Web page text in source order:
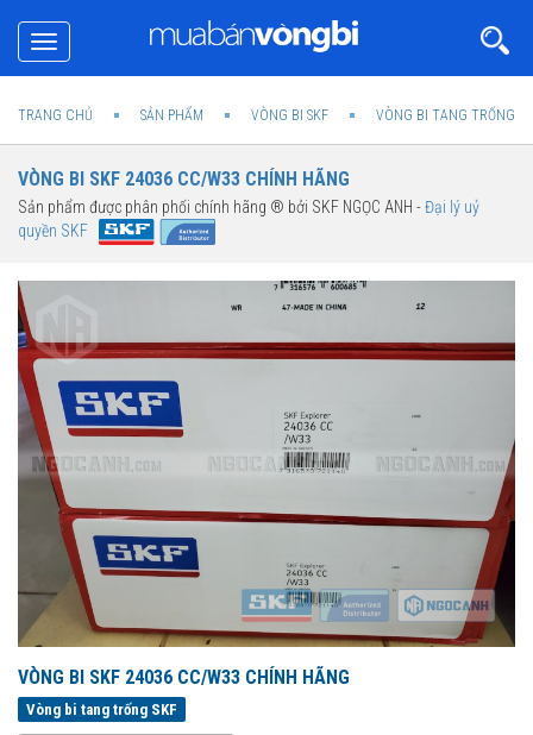
Toggle
navigation
TRANG CHỦ SẢN PHẨM VÒNG BI SKF VÒNG BI TANG TRỐNG
VÒNG BI SKF 24036 CC/W33 CHÍNH HÃNG
Sản phẩm được phân phối chính hãng ® bởi SKF NGỌC ANH -Đại lý uỷ
quyền SKF
VÒNG BI SKF 24036 CC/W33 CHÍNH HÃNG
Vòng bi tang trống SKF